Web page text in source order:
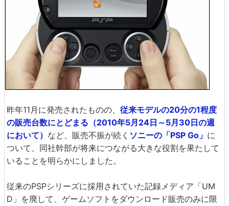
昨年11月に発売されたものの、 従来モデルの20分の1程度
の販売台数にとどまる（2010年5月24日～5月30日の週
において） など、販売不振が続く ソニーの「PSP Go」 に
ついて、同社幹部が将来につながる大きな役割を果たして
いることを明らかにしました。
従来のPSPシリーズに採用されていた記録メディア「UM
D」を廃して、ゲームソフトをダウンロード販売のみに限